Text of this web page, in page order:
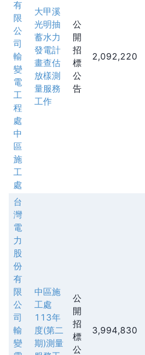
有
限
公
司
輸
變
電
工
程
處
中
區
施
工
處
大甲溪
光明抽
蓄水力
發電計
畫查估
放樣測
量服務
工作
公
開
招
標
公
告
2,092,220
台
灣
電
力
股
份
有
限
公
司
輸
變
中區施
工處
113年
度(第二
期)測量
公
開
招
標
公
3,994,830